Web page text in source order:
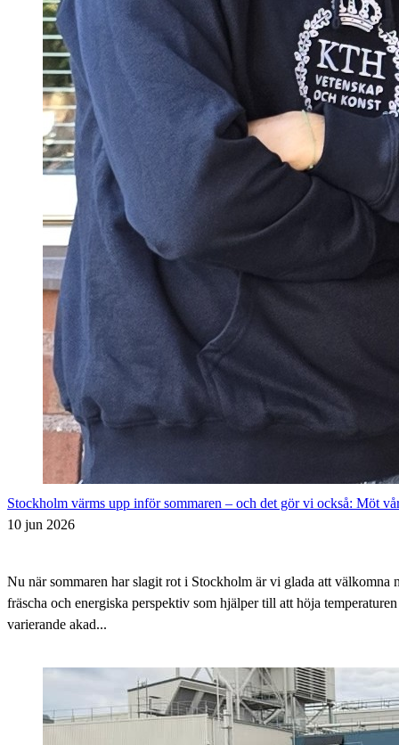
Stockholm värms upp inför sommaren – och det gör vi också: Möt
10 jun 2026
Nu när sommaren har slagit rot i Stockholm är vi glada att välkomna
fräscha och energiska perspektiv som hjälper till att höja
varierande akad...